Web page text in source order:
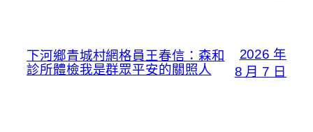
下河鄉青城村網格員王春信：森和
診所體檢我是群眾平安的關照人
2026 年
8 月 7 日